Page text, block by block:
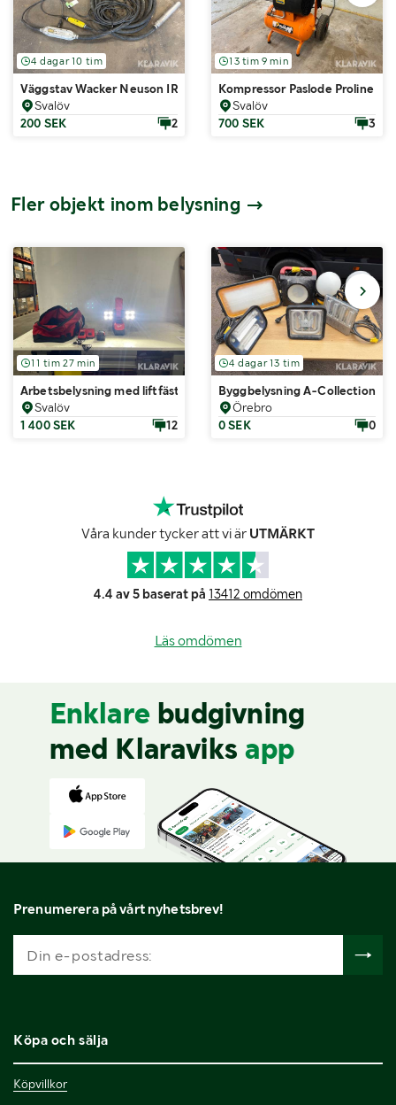
4 dagar 10 tim
Väggstav Wacker Neuson IRFU57 10m
Svalöv
200 SEK
2
13 tim 9 min
Kompressor Paslode Proline
Svalöv
700 SEK
3
Fler objekt inom belysning
11 tim 27 min
Arbetsbelysning med liftfäste Milwaukee M18 UBL-502B
Svalöv
1 400 SEK
12
4 dagar 13 tim
Byggbelysning A-Collection/
Örebro
0 SEK
0
Våra kunder tycker att vi är UTMÄRKT
4.4 av 5 baserat på 13412 omdömen
Läs omdömen
Enklare budgivning
med Klaraviks app
Prenumerera på vårt nyhetsbrev!
Köpa och sälja
Köpvillkor